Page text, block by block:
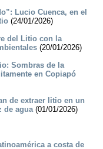
Lucio Cuenca, en el
(24/01/2026)
del Litio con la
(20/01/2026)
Sombras de la
en Copiapó
de extraer litio en un
de agua(01/01/2026)
a costa de